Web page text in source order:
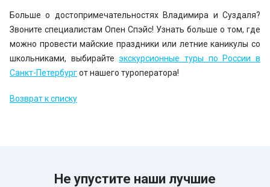
Больше о достопримечательностях Владимира и Суздаля?
Звоните специалистам Опен Спэйс! Узнать больше о том, где
можно провести майские праздники или летние каникулы со
школьниками, выбирайтеэкскурсионные туры по России в
Санкт-Петербургот нашего туроператора!
Возврат к списку
Не упустите наши лучшие